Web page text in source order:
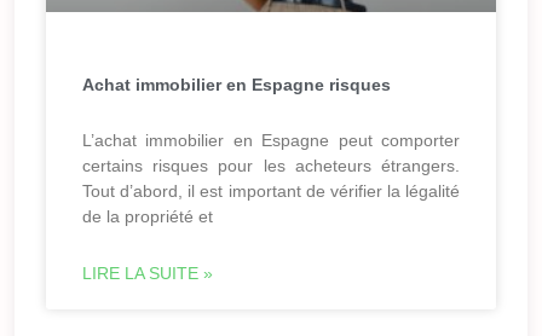
Achat immobilier en Espagne risques
L’achat immobilier en Espagne peut comporter
certains risques pour les acheteurs étrangers.
Tout d’abord, il est important de vérifier la légalité
de la propriété et
LIRE LA SUITE »